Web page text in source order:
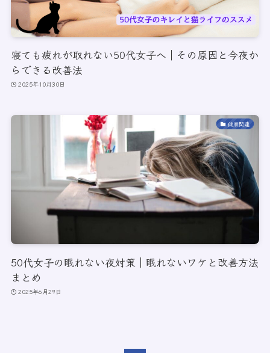
寝ても疲れが取れない50代女子へ｜その原因と今夜か
らできる改善法
2025年10月30日
健康関連
50代女子の眠れない夜対策｜眠れないワケと改善方法
まとめ
2025年6月29日